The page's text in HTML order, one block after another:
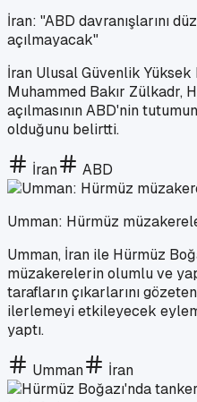
İran: "ABD davranışlarını
açılmayacak"
İran Ulusal Güvenlik
Muhammed Bakır Zülkadr,
açılmasının ABD'nin
olduğunu belirtti.
İran ABD
Umman: Hürmüz
Umman, İran ile Hürmüz
müzakerelerin olumlu ve
tarafların çıkarlarını
ilerlemeyi etkileyecek
yaptı.
Umman İran